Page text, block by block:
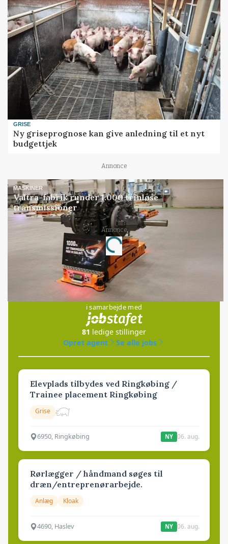
GRISE
Ny griseprognose kan give anledning til et nyt
budgettjek
Annonce
MASKINER
Valtra-fabrik runder 1.000 trinløse
transmissioner
Annonce
Loading...
Jobs
i samarbejde med
81 ledige stillinger
Opret agent
Se alle jobs
Elevplads tilbydes ved Ringkøbing /
Trainee placement Ringkøbing
Grise
6950, Ringkøbing NY 06. aug.
Rørlægger / håndmand søges til
dræn/entreprenørarbejde.
Anlæg Kloak
4690, Haslev NY 06. aug.